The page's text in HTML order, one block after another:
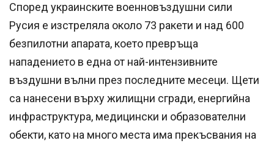
Според украинските военновъздушни сили
Русия е изстреляла около 73 ракети и над 600
безпилотни апарата, което превръща
нападението в една от най-интензивните
въздушни вълни през последните месеци. Щети
са нанесени върху жилищни сгради, енергийна
инфраструктура, медицински и образователни
обекти, като на много места има прекъсвания на